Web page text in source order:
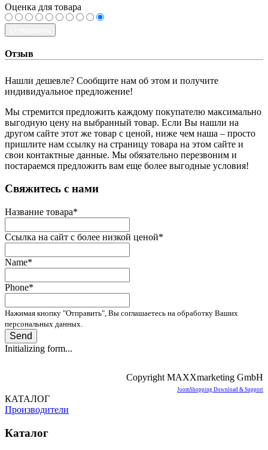
Оценка для товара
Отзыв
Нашли дешевле? Сообщите нам об этом и получите
индивидуальное предложение!
Мы стремится предложить каждому покупателю максимально
выгодную цену на выбранный товар. Если Вы нашли на
другом сайте этот же товар с ценой, ниже чем наша – просто
пришлите нам ссылку на страницу товара на этом сайте и
свои контактные данные. Мы обязательно перезвоним и
постараемся предложить вам еще более выгодные условия!
­Свяжитесь с нами
Название товара*
Ссылка на сайт с более низкой ценой*
Name*
Phone*
Нажимая кнопку "Отправить", Вы соглашаетесь на обработку Ваших
персональных данных.
Send
Initializing form...
Copyright MAXXmarketing GmbH
JoomShopping Download & Support
КАТАЛОГ
Производители
Каталог